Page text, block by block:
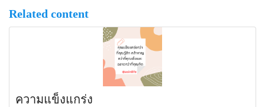
Related content
ความแข็งแกร่ง